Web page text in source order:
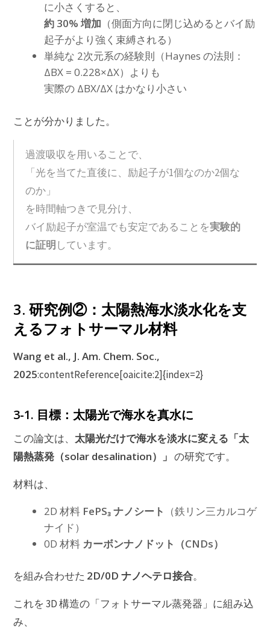
に小さくすると、
約 30% 増加 （側面方向に閉じ込めるとバイ励
起子がより強く束縛される）
単純な 2次元系の経験則（Haynes の法則：
ΔBX = 0.228×ΔX）よりも
実際の ΔBX/ΔX はかなり小さい
ことが分かりました。
過渡吸収を用いることで、
「光を当てた直後に、励起子が1個なのか2個な
のか」
を時間軸つきで見分け、
バイ励起子が室温でも安定であることを実験的
に証明しています。
3. 研究例②：太陽熱海水淡水化を支
えるフォトサーマル材料
Wang et al., J. Am. Chem. Soc.,
2025:contentReference[oaicite:2]{index=2}
3-1. 目標：太陽光で海水を真水に
この論文は、 太陽光だけで海水を淡水に変える「太
陽熱蒸発（solar desalination）」 の研究です。
材料は、
2D 材料 FePS₃ ナノシート
（鉄リン三カルコゲ
ナイド）
0D 材料 カーボンナノドット（CNDs）
を組み合わせた 2D/0D ナノヘテロ接合。
これを 3D 構造の「フォトサーマル蒸発器」に組み込
み、